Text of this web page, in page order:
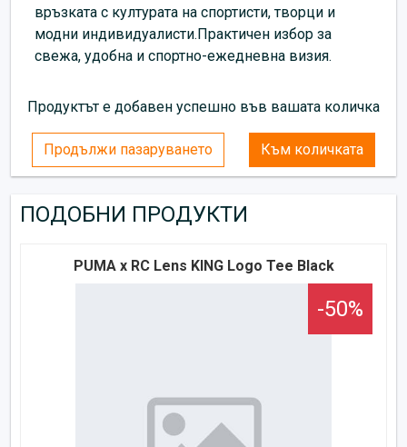
връзката с културата на спортисти, творци и
модни индивидуалисти.Практичен избор за
свежа, удобна и спортно-ежедневна визия.
Продуктът е добавен успешно във вашата количка
Продължи пазаруването Към количката
ПОДОБНИ ПРОДУКТИ
PUMA x RC Lens KING Logo Tee Black
-50%